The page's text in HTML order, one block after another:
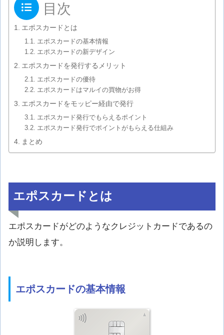
目次
エポスカードとは
エポスカードの基本情報
エポスカードの新デザイン
エポスカードを発行するメリット
エポスカードの優待
エポスカードはマルイの買物がお得
エポスカードをモッピー経由で発行
エポスカード発行でもらえるポイント
エポスカード発行でポイントがもらえる仕組み
まとめ
エポスカードとは
エポスカードがどのようなクレジットカードであるの
か説明します。
エポスカードの基本情報